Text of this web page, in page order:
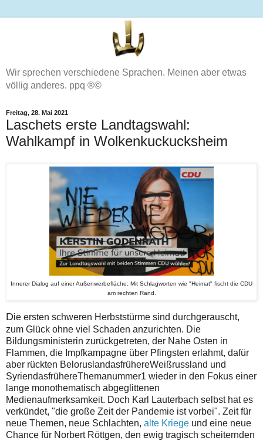
Wir sprechen verschiedene Sprachen. Meinen aber etwas
völlig anderes. ppq ®©
Freitag, 28. Mai 2021
Laschets erste Landtagswahl:
Wahlkampf in Wolkenkuckucksheim
Innerer Dialog auf einer Außenwerbefläche: Mit Schlagworten wie "Heimat" fischt die CDU
am rechten Rand.
Die ersten schweren Herbststürme sind durchgerauscht,
zum Glück ohne viel Schaden anzurichten. Die
Bildungsministerin zurückgetreten, der Nahe Osten in
Flammen, die Impfkampagne über Pfingsten erlahmt, dafür
aber rückten BeloruslandasfrühereWeißrussland und
SyriendasfrühereThemanummer1 wieder in den Fokus einer
lange monothematisch abgeglittenen
Medienaufmerksamkeit. Doch Karl Lauterbach selbst hat es
verkündet, "die große Zeit der Pandemie ist vorbei". Zeit für
neue Themen, neue Schlachten, alte Kriege und eine neue
Chance für Norbert Röttgen, den ewig tragisch scheiternden